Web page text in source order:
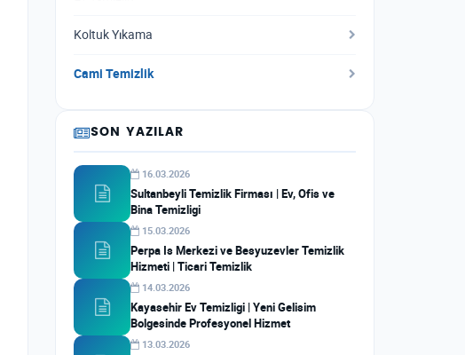
Koltuk Yıkama
Cami Temizlik
SON YAZILAR
16.03.2026
Sultanbeyli Temizlik Firması | Ev, Ofis ve
Bina Temizligi
15.03.2026
Perpa Is Merkezi ve Besyuzevler Temizlik
Hizmeti | Ticari Temizlik
14.03.2026
Kayasehir Ev Temizligi | Yeni Gelisim
Bolgesinde Profesyonel Hizmet
13.03.2026